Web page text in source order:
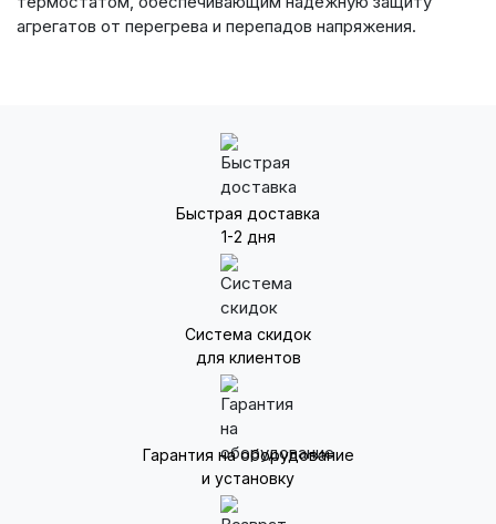
агрегатов от перегрева и перепадов напряжения.
Быстрая доставка
1-2 дня
Система скидок
для клиентов
Гарантия на оборудование
и установку